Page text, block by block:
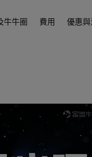
牛牛圈 費用 優惠